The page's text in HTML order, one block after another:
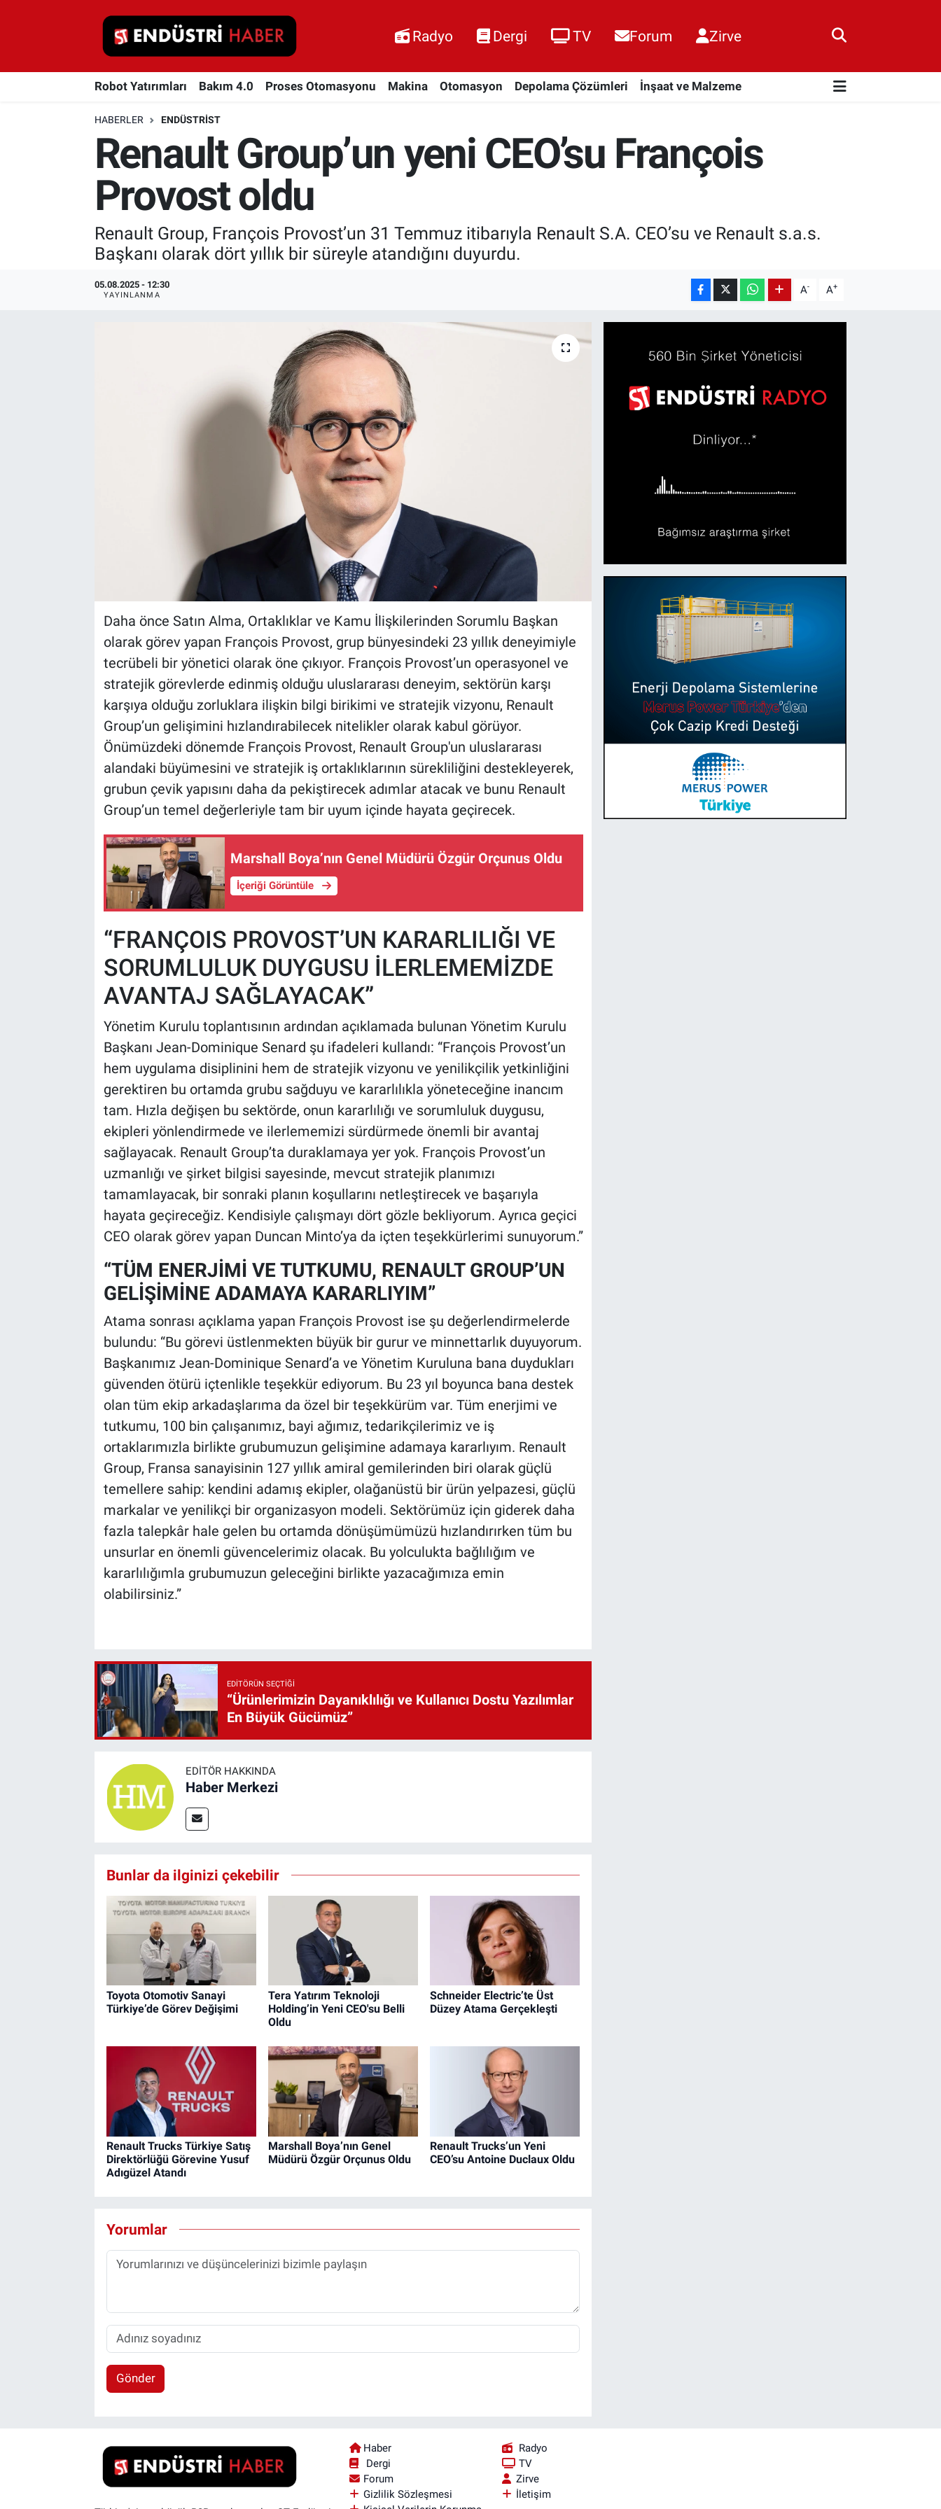
Radyo Dergi TV Forum Zirve
Robot Yatırımları Bakım 4.0 Proses Otomasyonu Makina Otomasyon Depolama Çözümleri İnşaat ve Malzeme
HABERLER ENDÜSTRIST
Renault Group’un yeni CEO’su François
Provost oldu
Renault Group, François Provost’un 31 Temmuz itibarıyla Renault S.A. CEO’su ve Renault s.a.s.
Başkanı olarak dört yıllık bir süreyle atandığını duyurdu.
05.08.2025 - 12:30
YAYINLANMA A- A+
Daha önce Satın Alma, Ortaklıklar ve Kamu İlişkilerinden Sorumlu Başkan
olarak görev yapan François Provost, grup bünyesindeki 23 yıllık deneyimiyle
tecrübeli bir yönetici olarak öne çıkıyor. François Provost’un operasyonel ve
stratejik görevlerde edinmiş olduğu uluslararası deneyim, sektörün karşı
karşıya olduğu zorluklara ilişkin bilgi birikimi ve stratejik vizyonu, Renault
Group’un gelişimini hızlandırabilecek nitelikler olarak kabul görüyor.
Önümüzdeki dönemde François Provost, Renault Group'un uluslararası
alandaki büyümesini ve stratejik iş ortaklıklarının sürekliliğini destekleyerek,
grubun çevik yapısını daha da pekiştirecek adımlar atacak ve bunu Renault
Group’un temel değerleriyle tam bir uyum içinde hayata geçirecek.
Marshall Boya’nın Genel Müdürü Özgür Orçunus Oldu
İçeriği Görüntüle
“FRANÇOIS PROVOST’UN KARARLILIĞI VE
SORUMLULUK DUYGUSU İLERLEMEMİZDE
AVANTAJ SAĞLAYACAK”
Yönetim Kurulu toplantısının ardından açıklamada bulunan Yönetim Kurulu
Başkanı Jean-Dominique Senard şu ifadeleri kullandı: “François Provost’un
hem uygulama disiplinini hem de stratejik vizyonu ve yenilikçilik yetkinliğini
gerektiren bu ortamda grubu sağduyu ve kararlılıkla yöneteceğine inancım
tam. Hızla değişen bu sektörde, onun kararlılığı ve sorumluluk duygusu,
ekipleri yönlendirmede ve ilerlememizi sürdürmede önemli bir avantaj
sağlayacak. Renault Group’ta duraklamaya yer yok. François Provost’un
uzmanlığı ve şirket bilgisi sayesinde, mevcut stratejik planımızı
tamamlayacak, bir sonraki planın koşullarını netleştirecek ve başarıyla
hayata geçireceğiz. Kendisiyle çalışmayı dört gözle bekliyorum. Ayrıca geçici
CEO olarak görev yapan Duncan Minto’ya da içten teşekkürlerimi sunuyorum.”
“TÜM ENERJİMİ VE TUTKUMU, RENAULT GROUP’UN
GELİŞİMİNE ADAMAYA KARARLIYIM”
Atama sonrası açıklama yapan François Provost ise şu değerlendirmelerde
bulundu: “Bu görevi üstlenmekten büyük bir gurur ve minnettarlık duyuyorum.
Başkanımız Jean-Dominique Senard’a ve Yönetim Kuruluna bana duydukları
güvenden ötürü içtenlikle teşekkür ediyorum. Bu 23 yıl boyunca bana destek
olan tüm ekip arkadaşlarıma da özel bir teşekkürüm var. Tüm enerjimi ve
tutkumu, 100 bin çalışanımız, bayi ağımız, tedarikçilerimiz ve iş
ortaklarımızla birlikte grubumuzun gelişimine adamaya kararlıyım. Renault
Group, Fransa sanayisinin 127 yıllık amiral gemilerinden biri olarak güçlü
temellere sahip: kendini adamış ekipler, olağanüstü bir ürün yelpazesi, güçlü
markalar ve yenilikçi bir organizasyon modeli. Sektörümüz için giderek daha
fazla talepkâr hale gelen bu ortamda dönüşümümüzü hızlandırırken tüm bu
unsurlar en önemli güvencelerimiz olacak. Bu yolculukta bağlılığım ve
kararlılığımla grubumuzun geleceğini birlikte yazacağımıza emin
olabilirsiniz.”
EDITÖRÜN SEÇTIĞI
“Ürünlerimizin Dayanıklılığı ve Kullanıcı Dostu Yazılımlar
En Büyük Gücümüz”
EDITÖR HAKKINDA
Haber Merkezi
Bunlar da ilginizi çekebilir
Toyota Otomotiv Sanayi
Türkiye’de Görev Değişimi
Tera Yatırım Teknoloji
Holding’in Yeni CEO'su Belli
Oldu
Schneider Electric’te Üst
Düzey Atama Gerçekleşti
Renault Trucks Türkiye Satış
Direktörlüğü Görevine Yusuf
Adıgüzel Atandı
Marshall Boya’nın Genel
Müdürü Özgür Orçunus Oldu
Renault Trucks’un Yeni
CEO’su Antoine Duclaux Oldu
Yorumlar
Gönder
Haber
Radyo
Dergi
TV
Forum
Zirve
Gizlilik Sözleşmesi
İletişim
Robot Yatırımları
Proses Otomasyonu
Otomasyon
Depolama Çözümleri
İnşaat ve Malzeme